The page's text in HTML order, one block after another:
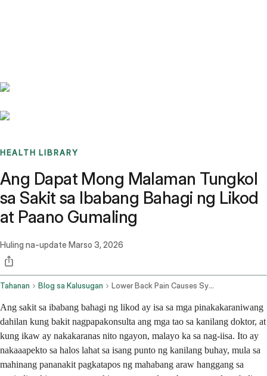
HEALTH LIBRARY
Ang Dapat Mong Malaman Tungkol
sa Sakit sa Ibabang Bahagi ng Likod
at Paano Gumaling
Huling na-update Marso 3, 2026
Tahanan Blog sa Kalusugan Lower Back Pain Causes Symptoms And Treatment
Ang sakit sa ibabang bahagi ng likod ay isa sa mga pinakakaraniwang
dahilan kung bakit nagpapakonsulta ang mga tao sa kanilang doktor, at
kung ikaw ay nakakaranas nito ngayon, malayo ka sa nag-iisa. Ito ay
nakaaapekto sa halos lahat sa isang punto ng kanilang buhay, mula sa
mahinang pananakit pagkatapos ng mahabang araw hanggang sa